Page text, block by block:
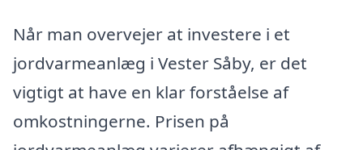
Når man overvejer at investere i et
jordvarmeanlæg i Vester Såby, er det
vigtigt at have en klar forståelse af
omkostningerne. Prisen på